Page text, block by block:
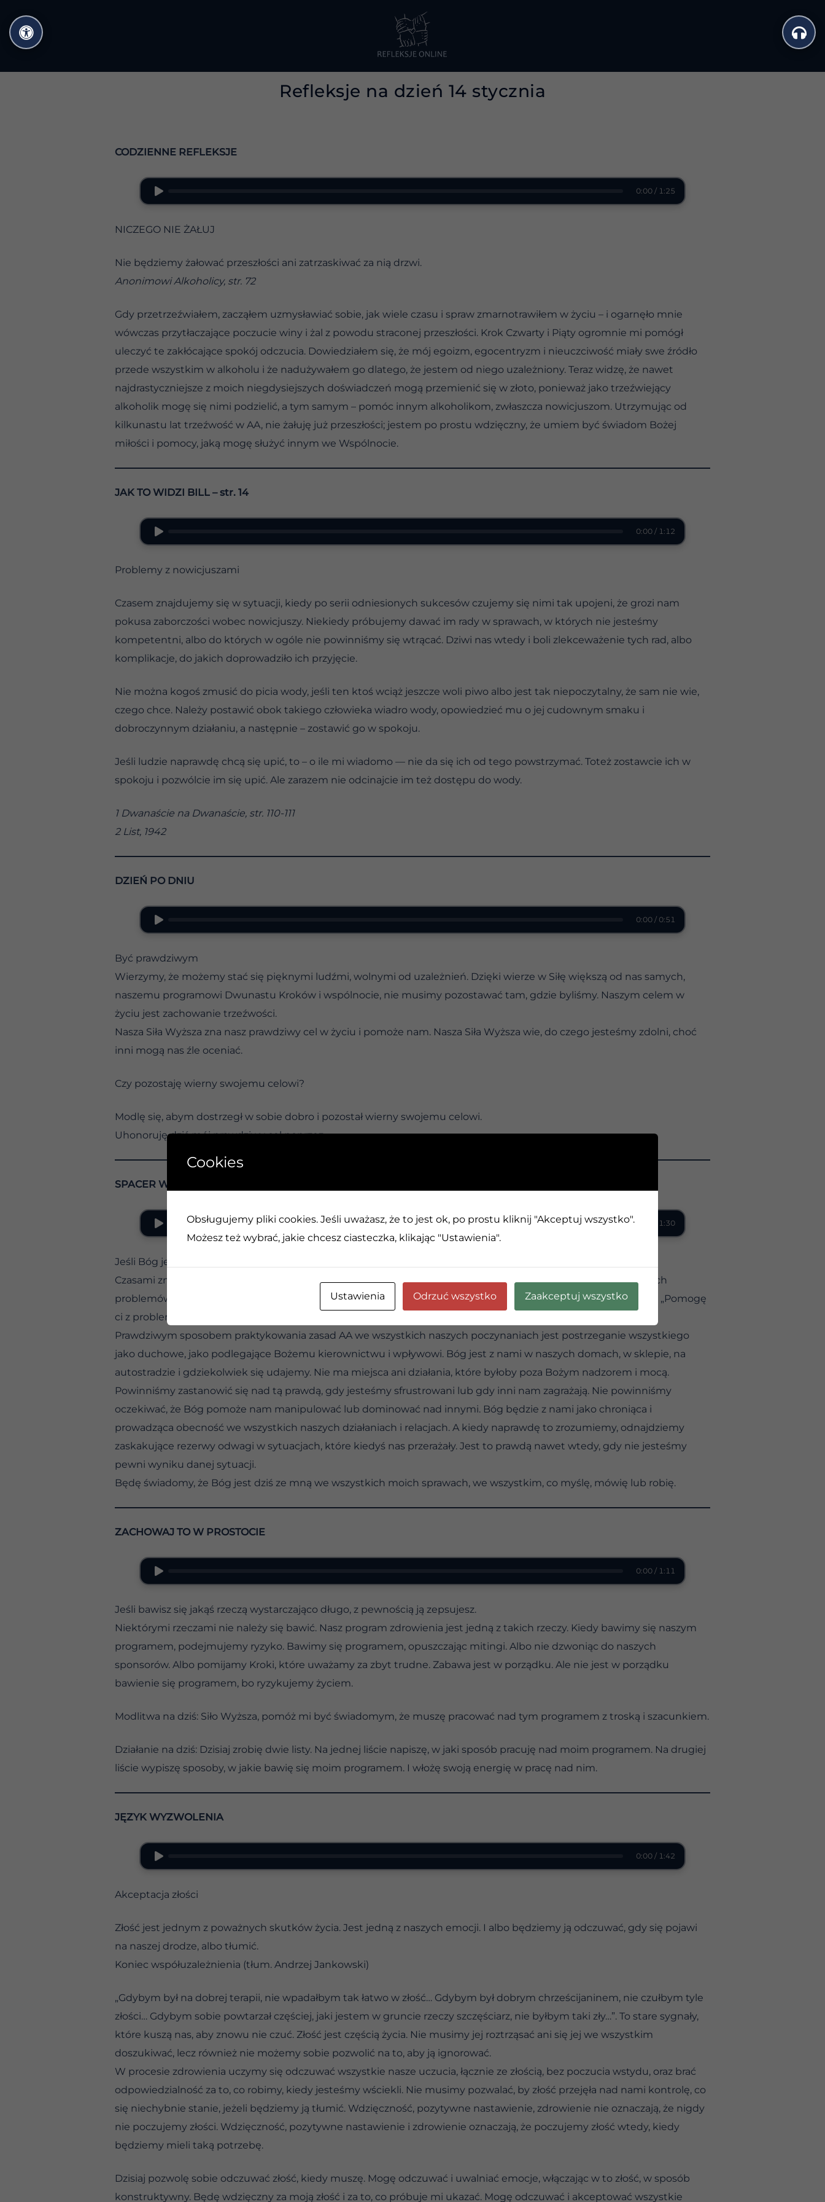
do
treści
Refleksje na dzień 14 stycznia
CODZIENNE REFLEKSJE
0:00 / 1:25
NICZEGO NIE ŻAŁUJ
Nie będziemy żałować przeszłości ani zatrzaskiwać za nią drzwi.
Anonimowi Alkoholicy, str. 72
Gdy przetrzeźwiałem, zacząłem uzmysławiać sobie, jak wiele czasu i spraw zmarnotrawiłem w życiu – i ogarnęło mnie
wówczas przytłaczające poczucie winy i żal z powodu straconej przeszłości. Krok Czwarty i Piąty ogromnie mi pomógł
uleczyć te zakłócające spokój odczucia. Dowiedziałem się, że mój egoizm, egocentryzm i nieuczciwość miały swe źródło
przede wszystkim w alkoholu i że nadużywałem go dlatego, że jestem od niego uzależniony. Teraz widzę, że nawet
najdrastyczniejsze z moich niegdysiejszych doświadczeń mogą przemienić się w złoto, ponieważ jako trzeźwiejący
alkoholik mogę się nimi podzielić, a tym samym – pomóc innym alkoholikom, zwłaszcza nowicjuszom. Utrzymując od
kilkunastu lat trzeźwość w AA, nie żałuję już przeszłości; jestem po prostu wdzięczny, że umiem być świadom Bożej
miłości i pomocy, jaką mogę służyć innym we Wspólnocie.
JAK TO WIDZI BILL – str. 14
0:00 / 1:12
Problemy z nowicjuszami
Czasem znajdujemy się w sytuacji, kiedy po serii odniesionych sukcesów czujemy się nimi tak upojeni, że grozi nam
pokusa zaborczości wobec nowicjuszy. Niekiedy próbujemy dawać im rady w sprawach, w których nie jesteśmy
kompetentni, albo do których w ogóle nie powinniśmy się wtrącać. Dziwi nas wtedy i boli zlekceważenie tych rad, albo
komplikacje, do jakich doprowadziło ich przyjęcie.
Nie można kogoś zmusić do picia wody, jeśli ten ktoś wciąż jeszcze woli piwo albo jest tak niepoczytalny, że sam nie wie,
czego chce. Należy postawić obok takiego człowieka wiadro wody, opowiedzieć mu o jej cudownym smaku i
dobroczynnym działaniu, a następnie – zostawić go w spokoju.
Jeśli ludzie naprawdę chcą się upić, to – o ile mi wiadomo — nie da się ich od tego powstrzymać. Toteż zostawcie ich w
spokoju i pozwólcie im się upić. Ale zarazem nie odcinajcie im też dostępu do wody.
1 Dwanaście na Dwanaście, str. 110-111
2 List, 1942
DZIEŃ PO DNIU
0:00 / 0:51
Być prawdziwym
Wierzymy, że możemy stać się pięknymi ludźmi, wolnymi od uzależnień. Dzięki wierze w Siłę większą od nas samych,
naszemu programowi Dwunastu Kroków i wspólnocie, nie musimy pozostawać tam, gdzie byliśmy. Naszym celem w
życiu jest zachowanie trzeźwości.
Nasza Siła Wyższa zna nasz prawdziwy cel w życiu i pomoże nam. Nasza Siła Wyższa wie, do czego jesteśmy zdolni, choć
inni mogą nas źle oceniać.
Czy pozostaję wierny swojemu celowi?
Modlę się, abym dostrzegł w sobie dobro i pozostał wierny swojemu celowi.
Uhonoruję dziś mój prawdziwy cel poprzez . . .
SPACER W SUCHYCH MIEJSCACH
0:00 / 1:30
Jeśli Bóg jest dla nas – dobrze uporządkowane wskazówki
Czasami znajdujemy pomoc i siłę w zachowaniu trzeźwości, ale czujemy się nadzy i osamotnieni w obliczu innych
problemów. To prawie tak, jakbyśmy postrzegali naszą Siłę Wyższą jako „trzeźwiejącego Boga”, który powiedział: „Pomogę
ci z problemem alkoholowym, ale we wszystkim innym jesteś zdany na siebie”.
Prawdziwym sposobem praktykowania zasad AA we wszystkich naszych poczynaniach jest postrzeganie wszystkiego
jako duchowe, jako podlegające Bożemu kierownictwu i wpływowi. Bóg jest z nami w naszych domach, w sklepie, na
autostradzie i gdziekolwiek się udajemy. Nie ma miejsca ani działania, które byłoby poza Bożym nadzorem i mocą.
Powinniśmy zastanowić się nad tą prawdą, gdy jesteśmy sfrustrowani lub gdy inni nam zagrażają. Nie powinniśmy
oczekiwać, że Bóg pomoże nam manipulować lub dominować nad innymi. Bóg będzie z nami jako chroniąca i
prowadząca obecność we wszystkich naszych działaniach i relacjach. A kiedy naprawdę to zrozumiemy, odnajdziemy
zaskakujące rezerwy odwagi w sytuacjach, które kiedyś nas przerażały. Jest to prawdą nawet wtedy, gdy nie jesteśmy
pewni wyniku danej sytuacji.
Będę świadomy, że Bóg jest dziś ze mną we wszystkich moich sprawach, we wszystkim, co myślę, mówię lub robię.
ZACHOWAJ TO W PROSTOCIE
0:00 / 1:11
Jeśli bawisz się jakąś rzeczą wystarczająco długo, z pewnością ją zepsujesz.
Niektórymi rzeczami nie należy się bawić. Nasz program zdrowienia jest jedną z takich rzeczy. Kiedy bawimy się naszym
programem, podejmujemy ryzyko. Bawimy się programem, opuszczając mitingi. Albo nie dzwoniąc do naszych
sponsorów. Albo pomijamy Kroki, które uważamy za zbyt trudne. Zabawa jest w porządku. Ale nie jest w porządku
bawienie się programem, bo ryzykujemy życiem.
Modlitwa na dziś: Siło Wyższa, pomóż mi być świadomym, że muszę pracować nad tym programem z troską i szacunkiem.
Działanie na dziś: Dzisiaj zrobię dwie listy. Na jednej liście napiszę, w jaki sposób pracuję nad moim programem. Na drugiej
liście wypiszę sposoby, w jakie bawię się moim programem. I włożę swoją energię w pracę nad nim.
JĘZYK WYZWOLENIA
0:00 / 1:42
Akceptacja złości
Złość jest jednym z poważnych skutków życia. Jest jedną z naszych emocji. I albo będziemy ją odczuwać, gdy się pojawi
na naszej drodze, albo tłumić.
Koniec współuzależnienia (tłum. Andrzej Jankowski)
„Gdybym był na dobrej terapii, nie wpadałbym tak łatwo w złość… Gdybym był dobrym chrześcijaninem, nie czułbym tyle
złości… Gdybym sobie powtarzał częściej, jaki jestem w gruncie rzeczy szczęściarz, nie byłbym taki zły…”. To stare sygnały,
które kuszą nas, aby znowu nie czuć. Złość jest częścią życia. Nie musimy jej roztrząsać ani się jej we wszystkim
doszukiwać, lecz również nie możemy sobie pozwolić na to, aby ją ignorować.
W procesie zdrowienia uczymy się odczuwać wszystkie nasze uczucia, łącznie ze złością, bez poczucia wstydu, oraz brać
odpowiedzialność za to, co robimy, kiedy jesteśmy wściekli. Nie musimy pozwalać, by złość przejęła nad nami kontrolę, co
się niechybnie stanie, jeżeli będziemy ją tłumić. Wdzięczność, pozytywne nastawienie, zdrowienie nie oznaczają, że nigdy
nie poczujemy złości. Wdzięczność, pozytywne nastawienie i zdrowienie oznaczają, że poczujemy złość wtedy, kiedy
będziemy mieli taką potrzebę.
Dzisiaj pozwolę sobie odczuwać złość, kiedy muszę. Mogę odczuwać i uwalniać emocje, włączając w to złość, w sposób
konstruktywny. Będę wdzięczny za moją złość i za to, co próbuje mi ukazać. Mogę odczuwać i akceptować wszystkie
Cookies
Obsługujemy pliki cookies. Jeśli uważasz, że to jest ok, po prostu kliknij "Akceptuj wszystko".
Możesz też wybrać, jakie chcesz ciasteczka, klikając "Ustawienia".
Ustawienia Odrzuć wszystko Zaakceptuj wszystko